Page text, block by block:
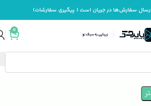
سفارش‌ها در جریان است ( پیگیری سفارشات)
0
بدن دئودورانت و ضد تعریق